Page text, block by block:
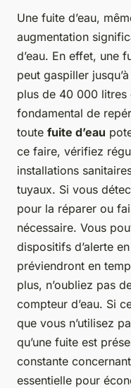
Une fuite d’eau,
augmentation
d’eau. En effet, une
peut gaspiller
plus de 40 000 litres
fondamental de
toute fuite d’eau
ce faire, vérifiez
installations
tuyaux. Si vous
pour la réparer ou
nécessaire. Vous
dispositifs d’alerte
préviendront en
plus, n’oubliez pas
compteur d’eau. Si
que vous n’utilisez
qu’une fuite est
constante
essentielle pour